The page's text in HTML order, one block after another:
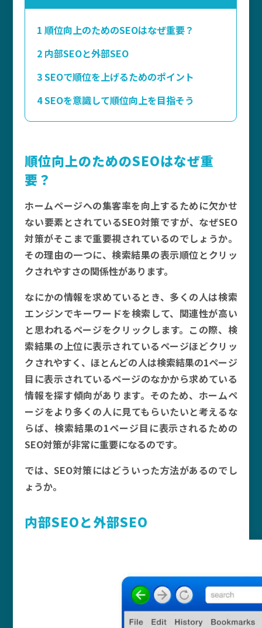
1 順位向上のためのSEOはなぜ重要？
2 内部SEOと外部SEO
3SEOで順位を上げるためのポイント
4SEOを意識して順位向上を目指そう
順位向上のためのSEOはなぜ重
要？
ホームページへの集客率を向上するために欠かせ
ない要素とされているSEO対策ですが、なぜSEO
対策がそこまで重要視されているのでしょうか。
その理由の一つに、検索結果の表示順位とクリッ
クされやすさの関係性があります。
なにかの情報を求めているとき、多くの人は検索
エンジンでキーワードを検索して、関連性が高い
と思われるページをクリックします。この際、検
索結果の上位に表示されているページほどクリッ
クされやすく、ほとんどの人は検索結果の1ページ
目に表示されているページのなかから求めている
情報を探す傾向があります。そのため、ホームペ
ージをより多くの人に見てもらいたいと考えるな
らば、検索結果の1ページ目に表示されるための
SEO対策が非常に重要になるのです。
では、SEO対策にはどういった方法があるのでし
ょうか。
内部SEOと外部SEO